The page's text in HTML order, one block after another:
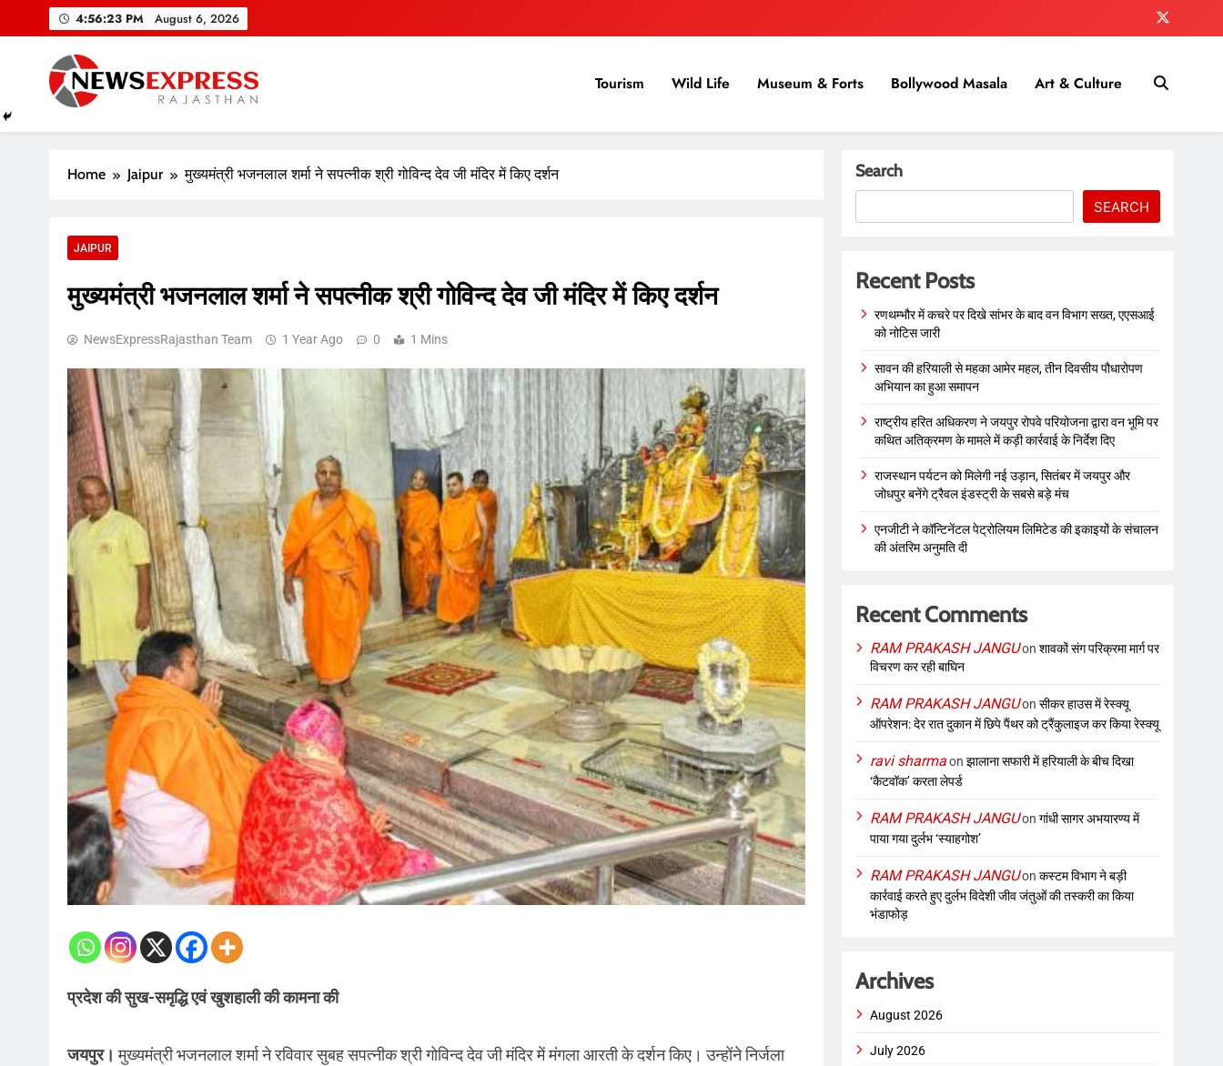
4:56:24 PM August 6, 2026
Tourism Wild Life Museum & Forts Bollywood Masala Art & Culture
Home Jaipur मुख्यमंत्री भजनलाल शर्मा ने सपत्नीक श्री गोविन्द देव जी मंदिर में किए दर्शन
JAIPUR
मुख्यमंत्री भजनलाल शर्मा ने सपत्नीक श्री गोविन्द देव जी मंदिर में किए दर्शन
NewsExpressRajasthan Team 1 Year Ago 0 1 Mins
प्रदेश की सुख-समृद्धि एवं खुशहाली की कामना की
जयपुर। मुख्यमंत्री भजनलाल शर्मा ने रविवार सुबह सपत्नीक श्री गोविन्द देव जी मंदिर में मंगला आरती के दर्शन किए। उन्होंने निर्जला
Search
SEARCH
Recent Posts
रणथम्भौर में कचरे पर दिखे सांभर के बाद वन विभाग सख्त, एएसआई
को नोटिस जारी
सावन की हरियाली से महका आमेर महल, तीन दिवसीय पौधारोपण
अभियान का हुआ समापन
राष्ट्रीय हरित अधिकरण ने जयपुर रोपवे परियोजना द्वारा वन भूमि पर
कथित अतिक्रमण के मामले में कड़ी कार्रवाई के निर्देश दिए
राजस्थान पर्यटन को मिलेगी नई उड़ान, सितंबर में जयपुर और
जोधपुर बनेंगे ट्रैवल इंडस्ट्री के सबसे बड़े मंच
एनजीटी ने कॉन्टिनेंटल पेट्रोलियम लिमिटेड की इकाइयों के संचालन
की अंतरिम अनुमति दी
Recent Comments
RAM PRAKASH JANGUonशावकों संग परिक्रमा मार्ग पर
विचरण कर रही बाघिन
RAM PRAKASH JANGUonसीकर हाउस में रेस्क्यू
ऑपरेशन: देर रात दुकान में छिपे पैंथर को ट्रैंकुलाइज कर किया रेस्क्यू
ravi sharmaonझालाना सफारी में हरियाली के बीच दिखा
‘कैटवॉक’ करता लेपर्ड
RAM PRAKASH JANGUonगांधी सागर अभयारण्य में
पाया गया दुर्लभ ‘स्याहगोश’
RAM PRAKASH JANGUonकस्टम विभाग ने बड़ी
कार्रवाई करते हुए दुर्लभ विदेशी जीव जंतुओं की तस्करी का किया
भंडाफोड़
Archives
August 2026
July 2026